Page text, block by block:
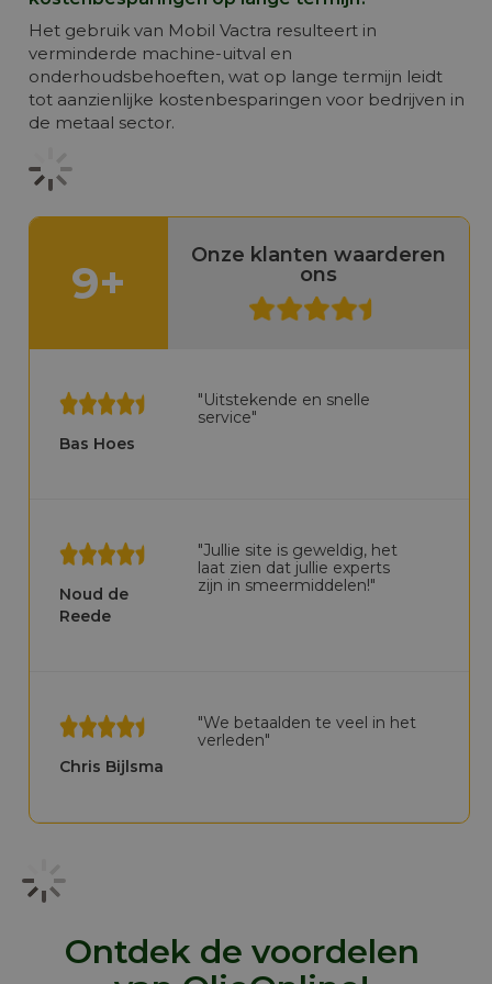
Het gebruik van Mobil Vactra resulteert in
verminderde machine-uitval en
onderhoudsbehoeften, wat op lange termijn leidt
tot aanzienlijke kostenbesparingen voor bedrijven in
de metaal sector.
9+
Onze klanten waarderen
ons
Bas Hoes
"Uitstekende en snelle
service"
Noud de
Reede
"Jullie site is geweldig, het
laat zien dat jullie experts
zijn in smeermiddelen!"
Chris Bijlsma
"We betaalden te veel in het
verleden"
Ontdek de voordelen